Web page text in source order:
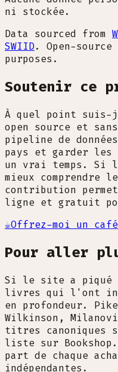
ni stockée.
Data sourced from
SWIID. Open-
purposes.
Soutenir ce
À quel point suis-
open source et
pipeline de
pays et garder
un vrai temps. Si
mieux
contribution
ligne et gratuit
☕Offrez-moi un café
Pour aller
Si le site a piqué
livres qui l'ont
en profondeur.
Wilkinson,
titres canoniques
liste sur
part de chaque
indépendantes.